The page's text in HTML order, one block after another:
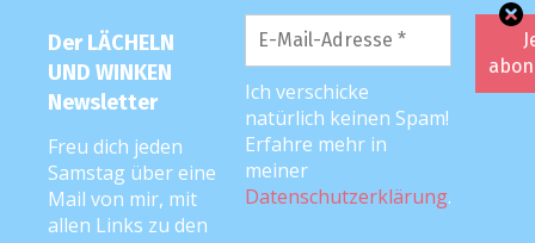
Der LÄCHELN
UND WINKEN
Newsletter
Freu dich jeden
Samstag über eine
Mail von mir, mit
allen Links zu den
Ich verschicke
natürlich keinen Spam!
Erfahre mehr in
meiner
Datenschutzerklärung.
10. April 2018 um 17:37 Uhr
Weil sie einfach am besten über Nacht
halten und nicht so miefen wie andere
Windeln. Unser kleiner Mann würde sicher
das selbe sagen, wenn er schon reden
könnte.